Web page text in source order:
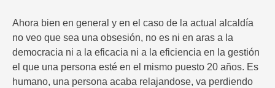
Ahora bien en general y en el caso de la actual alcaldía
no veo que sea una obsesión, no es ni en aras a la
democracia ni a la eficacia ni a la eficiencia en la gestión
el que una persona esté en el mismo puesto 20 años. Es
humano, una persona acaba relajandose, va perdiendo